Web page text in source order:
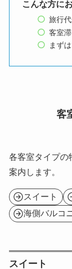
こんな方に
旅行
客室
まず
客
各客室タイプの
案内します。
スイート
海側バルコ
スイート